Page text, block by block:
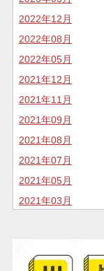
2022年12月
2022年08月
2022年05月
2021年12月
2021年11月
2021年09月
2021年08月
2021年07月
2021年05月
2021年03月
2020年07月